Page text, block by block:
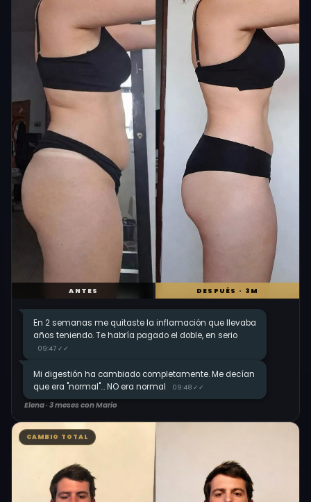
ANTES DESPUÉS · 3M
En 2 semanas me quitaste la inflamación que llevaba
años teniendo. Te habría pagado el doble, en serio
09:47 ✓✓
Mi digestión ha cambiado completamente. Me decían
que era "normal"... NO era normal
09:48 ✓✓
Elena · 3 meses con Mario
CAMBIO TOTAL